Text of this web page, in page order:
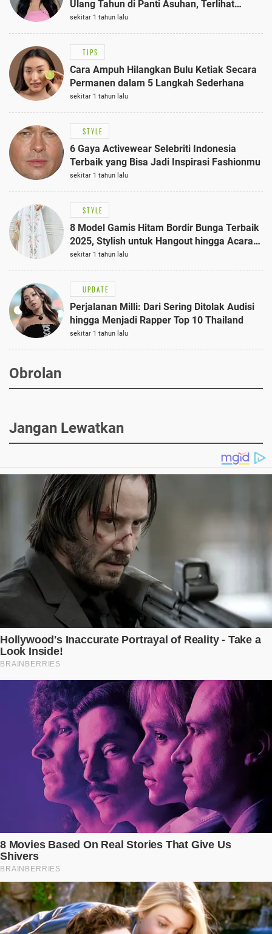
Ulang Tahun di Panti Asuhan, Terlihat
Anggun dengan Kaftan Cokelat
sekitar 1 tahun lalu
TIPS
Cara Ampuh Hilangkan Bulu Ketiak Secara
Permanen dalam 5 Langkah Sederhana
sekitar 1 tahun lalu
STYLE
6 Gaya Activewear Selebriti Indonesia
Terbaik yang Bisa Jadi Inspirasi Fashionmu
sekitar 1 tahun lalu
STYLE
8 Model Gamis Hitam Bordir Bunga Terbaik
2025, Stylish untuk Hangout hingga Acara
Semi-Formal
sekitar 1 tahun lalu
UPDATE
Perjalanan Milli: Dari Sering Ditolak Audisi
hingga Menjadi Rapper Top 10 Thailand
sekitar 1 tahun lalu
Obrolan
Jangan Lewatkan